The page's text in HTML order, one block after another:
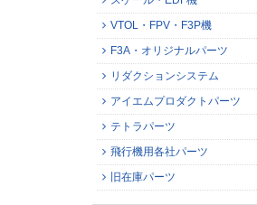
VTOL・FPV・F3P機
F3A・オリジナルパーツ
リダクションシステム
アイエムプロダクトパーツ
テトラパーツ
飛行機用各社パーツ
旧在庫パーツ